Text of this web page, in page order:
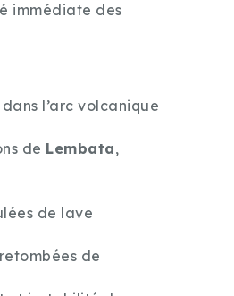
immédiate des
dans l’arc volcanique
de Lembata,
de lave
de